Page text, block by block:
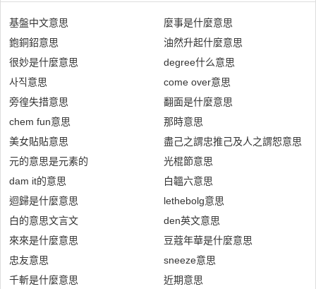
基盤中文意思
鉋銅鉊意思
很妙是什麼意思
사직意思
旁徨失措意思
chem fun意思
美女貼貼意思
元的意思是元素的
dam it的意思
迴歸是什麼意思
白的意思文言文
來來是什麼意思
忠友意思
千斬是什麼意思
麼事是什麼意思
油然升起什麼意思
degree什么意思
come over意思
翻面是什麼意思
那時意思
盡己之謂忠推己及人之謂恕意思
光棍節意思
白韞六意思
lethebolg意思
den英文意思
豆蔻年華是什麼意思
sneeze意思
近期意思